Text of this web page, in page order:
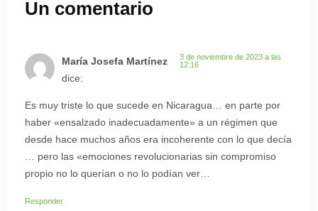
Un comentario
María Josefa Martínez
dice:
3 de noviembre de 2023 a las
12:16
Es muy triste lo que sucede en Nicaragua… en parte por
haber «ensalzado inadecuadamente» a un régimen que
desde hace muchos años era incoherente con lo que decía
… pero las «emociones revolucionarias sin compromiso
propio no lo querían o no lo podían ver…
Responder